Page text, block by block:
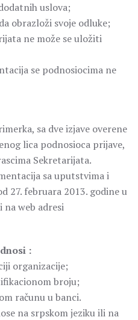
uslova;
obrazloži svoje odluke;
ne može se uložiti
se podnosiocima ne
sa dve izjave overene
lica podnosioca prijave,
Sekretarijata.
sa uputstvima i
27. februara 2013. godine u
web adresi
:
organizacije;
broju;
računu u banci.
na srpskom jeziku ili na